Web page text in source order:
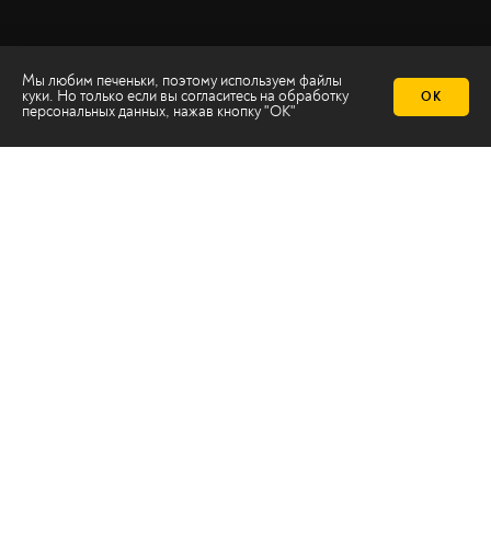
Мы любим печеньки, поэтому используем файлы
куки. Но только если вы согласитесь на обработку
персональных данных, нажав кнопку "ОК"
ОК